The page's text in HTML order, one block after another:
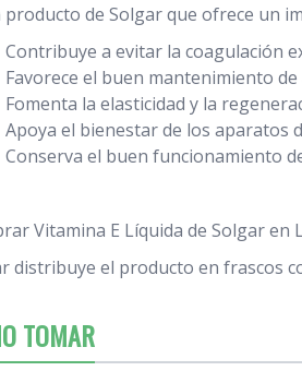
producto de Solgar que ofrece un
Contribuye a evitar la coagulación
Favorece el buen mantenimiento
Fomenta la elasticidad y la
Apoya el bienestar de los aparatos
Conserva el buen funcionamiento
Vitamina E Líquida de Solgar en
distribuye el producto en frascos
TOMAR